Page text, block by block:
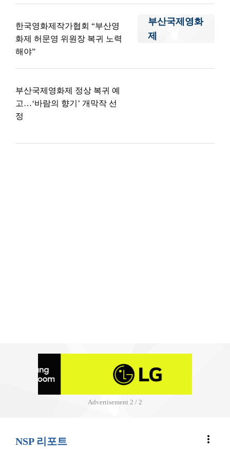
부산국제영화
제
한국영화제작가협회 “부산영
화제 허문영 위원장 복귀 노력
해야”
부산국제영화제 정상 복귀 예
고…‘바람의 향기’ 개막작 선
정
Advertisement 2 / 2
NSP 리포트 more_vert